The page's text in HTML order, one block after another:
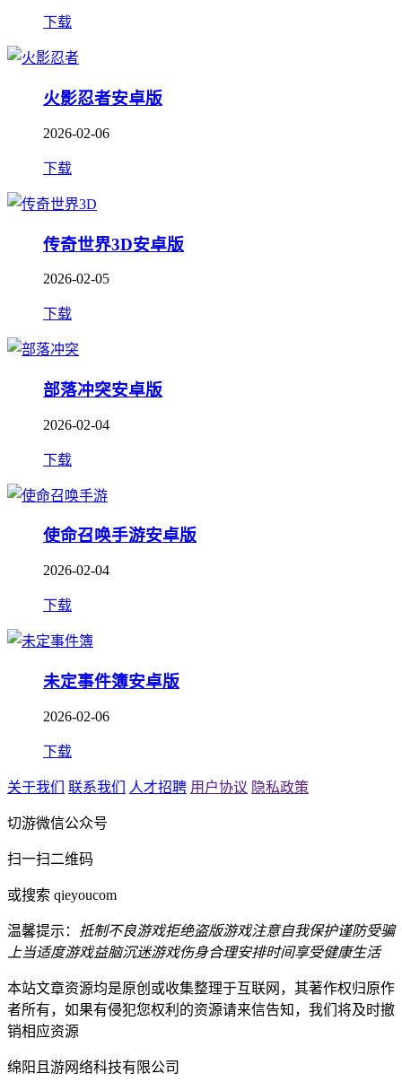
下载
火影忍者安卓版
2026-02-06
下载
传奇世界3D安卓版
2026-02-05
下载
部落冲突安卓版
2026-02-04
下载
使命召唤手游安卓版
2026-02-04
下载
未定事件簿安卓版
2026-02-06
下载
关于我们 联系我们 人才招聘 用户协议 隐私政策
切游微信公众号
扫一扫二维码
或搜索 qieyoucom
温馨提示： 抵制不良游戏拒绝盗版游戏注意自我保护谨防受骗
上当适度游戏益脑沉迷游戏伤身合理安排时间享受健康生活
本站文章资源均是原创或收集整理于互联网，其著作权归原作
者所有，如果有侵犯您权利的资源请来信告知，我们将及时撤
销相应资源
绵阳且游网络科技有限公司